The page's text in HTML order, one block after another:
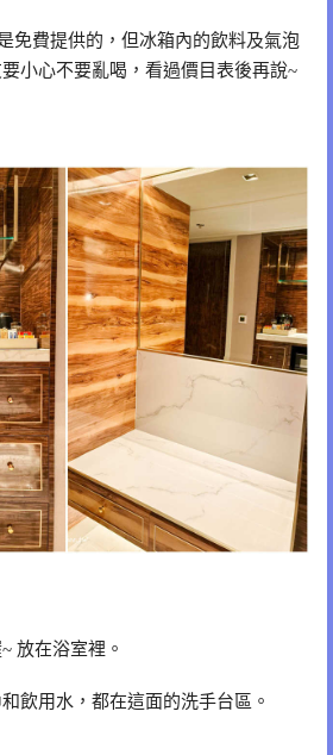
免費提供的，但冰箱內的飲料及氣泡
小心不要亂喝，看過價目表後再說~
放在浴室裡。
飲用水，都在這面的洗手台區。